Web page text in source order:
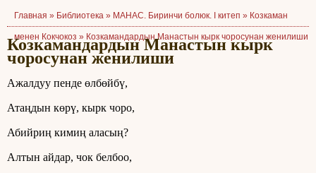
Главная » Библиотека » МАНАС. Биринчи болюк. I китеп » Козкаман
менен Кокчокоз » Козкамандардын Манастын кырк чоросунан женилиши
Козкамандардын Манастын кырк
чоросунан женилиши
Ажалдуу пенде өлбөйбү,
Атаңдын көрү, кырк чоро,
Абийриң кимиң аласың?
Алтын айдар, чок белбоо,